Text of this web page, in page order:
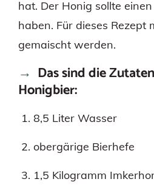
hat. Der Honig sollte einen
haben. Für dieses Rezept
gemaischt werden.
Das sind die
Honigbier:
8,5 Liter Wasser
obergärige Bierhefe
1,5 Kilogramm